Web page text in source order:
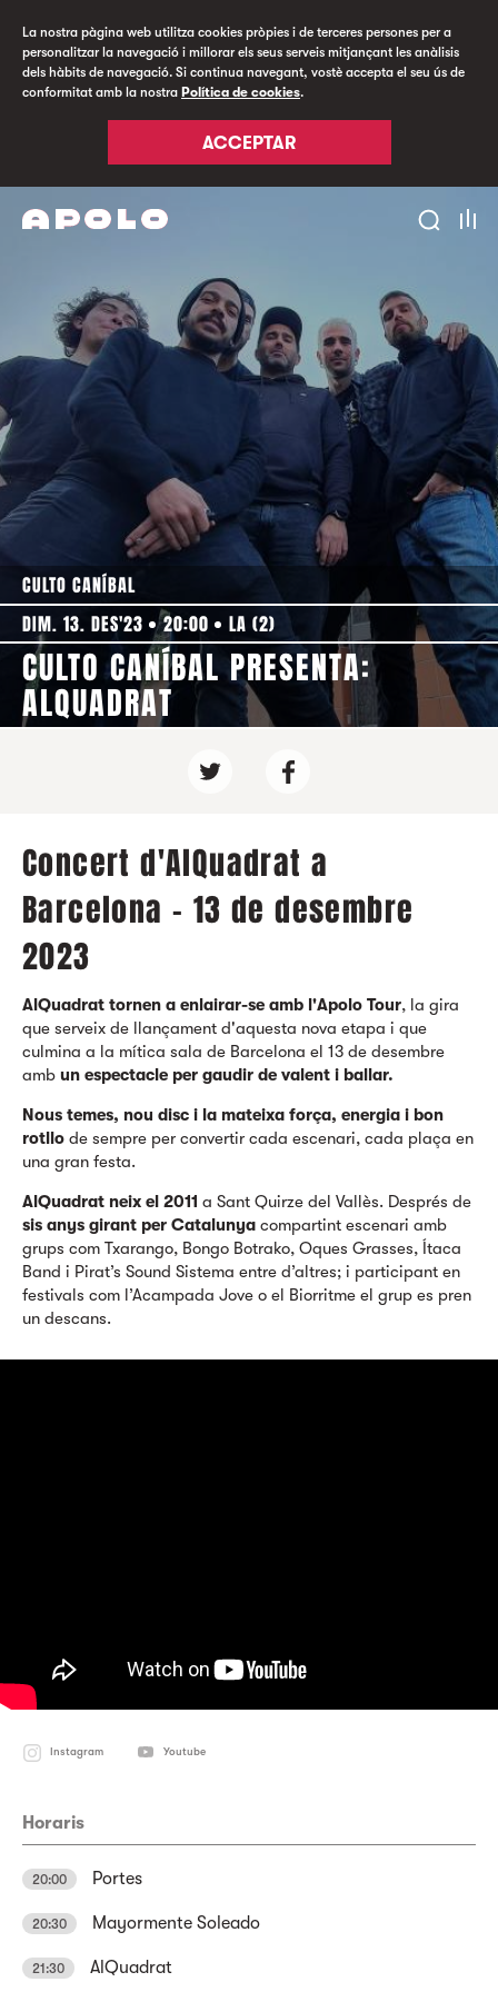
La nostra pàgina web utilitza cookies pròpies i de terceres persones per a
personalitzar la navegació i millorar els seus serveis mitjançant les anàlisis
dels hàbits de navegació. Si continua navegant, vostè accepta el seu ús de
conformitat amb la nostra Política de cookies.
ACCEPTAR
CULTO CANÍBAL
DIM. 13. DES'23
20:00 LA (2)
CULTO CANÍBAL PRESENTA:
ALQUADRAT
Concert d'AlQuadrat a
Barcelona - 13 de desembre
2023
AlQuadrat tornen a enlairar-se amb l'Apolo Tour, la gira
que serveix de llançament d'aquesta nova etapa i que
culmina a la mítica sala de Barcelona el 13 de desembre
amb un espectacle per gaudir de valent i ballar.
Nous temes, nou disc i la mateixa força, energia i bon
rotllo de sempre per convertir cada escenari, cada plaça en
una gran festa.
AlQuadrat neix el 2011 a Sant Quirze del Vallès. Després de
sis anys girant per Catalunya compartint escenari amb
grups com Txarango, Bongo Botrako, Oques Grasses, Ítaca
Band i Pirat’s Sound Sistema entre d’altres; i participant en
festivals com l’Acampada Jove o el Biorritme el grup es pren
un descans.
Instagram Youtube
Horaris
20:00 Portes
20:30 Mayormente Soleado
21:30 AlQuadrat